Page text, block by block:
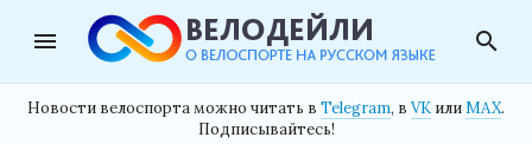
menu search
Новости велоспорта можно читать в Telegram, в VK илиMAX.
Подписывайтесь!